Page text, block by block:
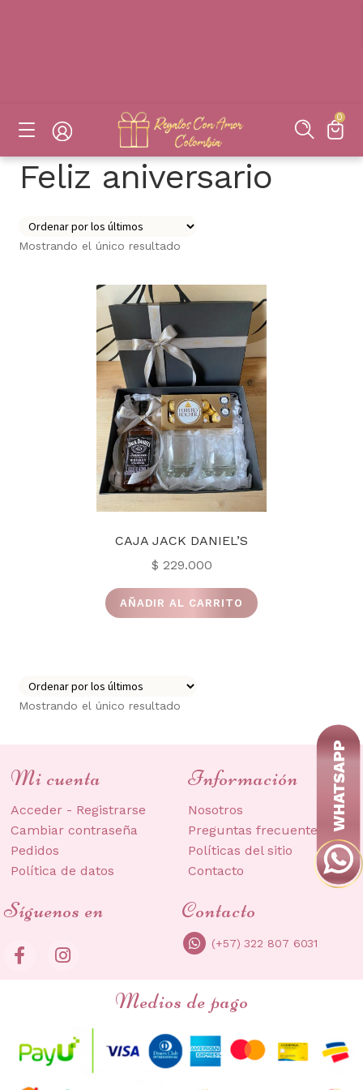
0
Feliz aniversario
Mostrando el único resultado
CAJA JACK DANIEL’S
$ 229.000
AÑADIR AL CARRITO
Mostrando el único resultado
Contacto
(+57) 322 807 6031
Síguenos en
Información
Nosotros
Preguntas frecuentes
Políticas del sitio
Contacto
Mi cuenta
Acceder - Registrarse
Cambiar contraseña
Pedidos
Política de datos
Medios de pago